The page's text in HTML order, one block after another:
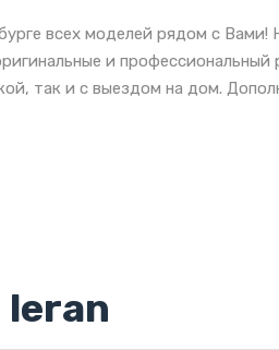
всех моделей рядом с Вами!
и профессиональный
так и с выездом на дом.
leran